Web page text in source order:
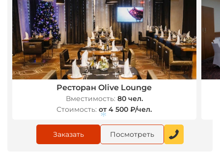
Ресторан Olive Lounge
Вместимость: 80 чел.
Стоимость: от 4 500 ₽/чел.
Заказать Посмотреть